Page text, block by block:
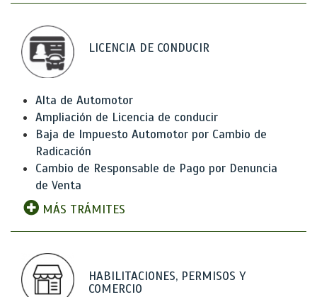
LICENCIA DE CONDUCIR
Alta de Automotor
Ampliación de Licencia de conducir
Baja de Impuesto Automotor por Cambio de
Radicación
Cambio de Responsable de Pago por Denuncia
de Venta
MÁS TRÁMITES
HABILITACIONES, PERMISOS Y
COMERCIO